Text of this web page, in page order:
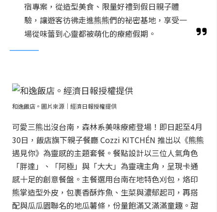
宿專案，從造型美食、限量好禮到假日親子體
驗，讓遊客彷彿走進熊熊們的祕密基地，享受一
場從味蕾到心靈都被萌化的療癒假期。
和逸飯店。圖片來源｜經濟日報授權提供
可愛三熊出沒台南，森林系美味療癒登場！即日起至4月
30日，飯店旗下親子餐廳 Cozzi KITCHÉN 推出以《熊熊
遇見你》為靈感的主題套餐。餐點設計以三位人氣角色
「胖達」、「阿極」與「大大」為靈魂主角，呈現卡通
感十足的創意餐盤。主餐選用台南在地特色刈包，烙印
熊掌造型外皮，包裹香酥炸魚、生菜與濃郁起司，再搭
配與瓜瓜園聯名的地瓜薯條，份量飽滿又滿滿童趣。甜